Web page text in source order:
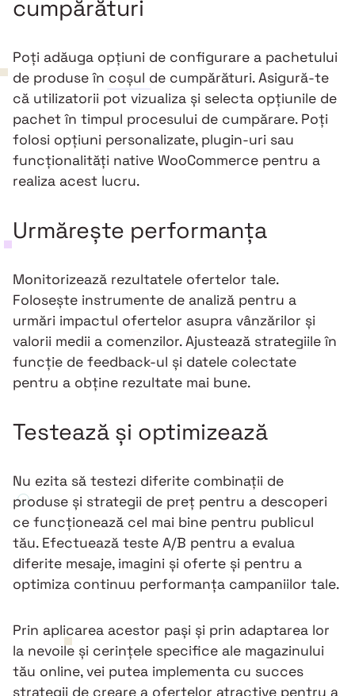
cumpărături
Poți adăuga opțiuni de configurare a pachetului
de produse în coșul de cumpărături. Asigură-te
că utilizatorii pot vizualiza și selecta opțiunile de
pachet în timpul procesului de cumpărare. Poți
folosi opțiuni personalizate, plugin-uri sau
funcționalități native WooCommerce pentru a
realiza acest lucru.
Urmărește performanța
Monitorizează rezultatele ofertelor tale.
Folosește instrumente de analiză pentru a
urmări impactul ofertelor asupra vânzărilor și
valorii medii a comenzilor. Ajustează strategiile în
funcție de feedback-ul și datele colectate
pentru a obține rezultate mai bune.
Testează și optimizează
Nu ezita să testezi diferite combinații de
produse și strategii de preț pentru a descoperi
ce funcționează cel mai bine pentru publicul
tău. Efectuează teste A/B pentru a evalua
diferite mesaje, imagini și oferte și pentru a
optimiza continuu performanța campaniilor tale.
Prin aplicarea acestor pași și prin adaptarea lor
la nevoile și cerințele specifice ale magazinului
tău online, vei putea implementa cu succes
strategii de creare a ofertelor atractive pentru a